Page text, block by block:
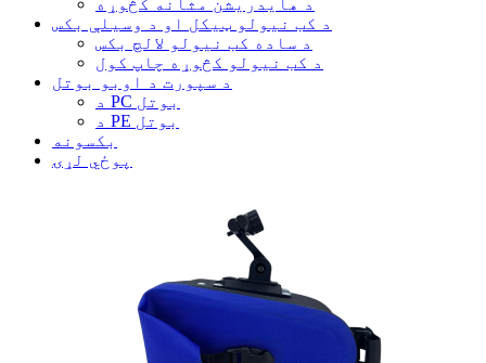
د کب نیولو ټیکل او د وسیلې بکس
د ساده کب نیولو لالچ بکس
د کب نیولو کڅوړه چاپ کول
د سپورت د اوبو بوتل
د PC بوتل
د PE بوتل
بکسونه
پوځي لړۍ